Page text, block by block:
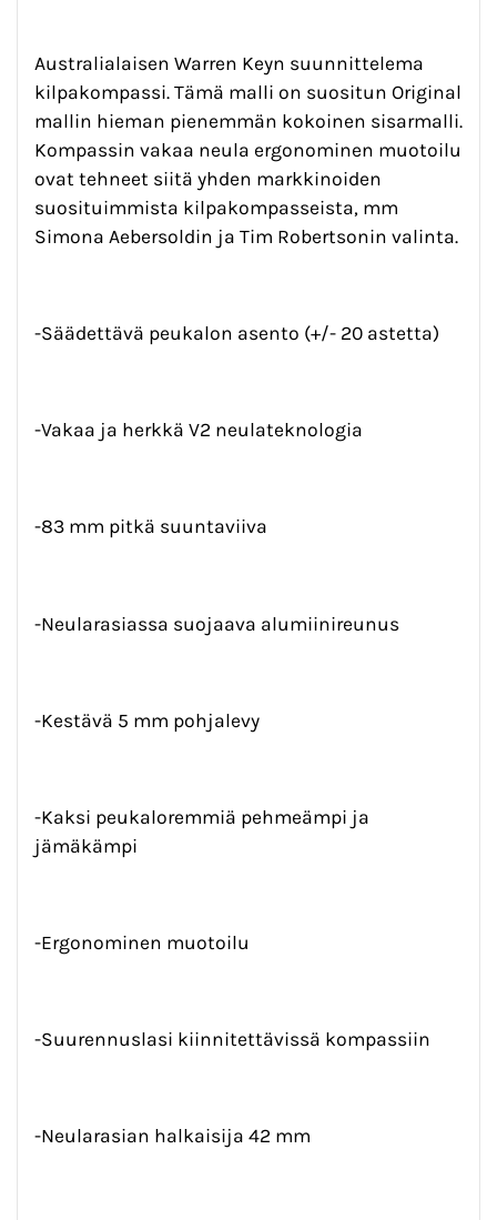
Australialaisen Warren Keyn suunnittelema
kilpakompassi. Tämä malli on suositun Original
mallin hieman pienemmän kokoinen sisarmalli.
Kompassin vakaa neula ergonominen muotoilu
ovat tehneet siitä yhden markkinoiden
suosituimmista kilpakompasseista, mm
Simona Aebersoldin ja Tim Robertsonin valinta.
-Säädettävä peukalon asento (+/- 20 astetta)
-Vakaa ja herkkä V2 neulateknologia
-83 mm pitkä suuntaviiva
-Neularasiassa suojaava alumiinireunus
-Kestävä 5 mm pohjalevy
-Kaksi peukaloremmiä pehmeämpi ja
jämäkämpi
-Ergonominen muotoilu
-Suurennuslasi kiinnitettävissä kompassiin
-Neularasian halkaisija 42 mm